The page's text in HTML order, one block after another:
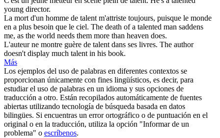
young director.
La mort d'un homme de talent m'attriste toujours, puisque le monde
en a plus besoin que le ciel. The death of a talented man saddens
me, as the world needs them more than heaven does.
L'auteur ne montre guère de talent dans ses livres. The author
doesn't display much talent in his book.
Más
Los ejemplos del uso de palabras en diferentes contextos se
proporcionan únicamente con fines lingüísticos, es decir, para
estudiar el uso de palabras en un idioma y sus opciones de
traducción a otro. Están recopilados automáticamente de fuentes
abiertas utilizando tecnología de búsqueda basada en datos
bilingües. Si encuentras un error ortográfico o de puntuación en el
original o en la traducción, utiliza la opción "Informar de un
problema" o escríbenos.